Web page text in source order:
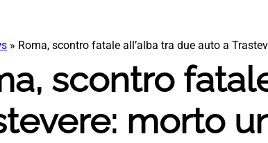
» Roma, scontro fatale all’alba tra due auto a
scontro
morto